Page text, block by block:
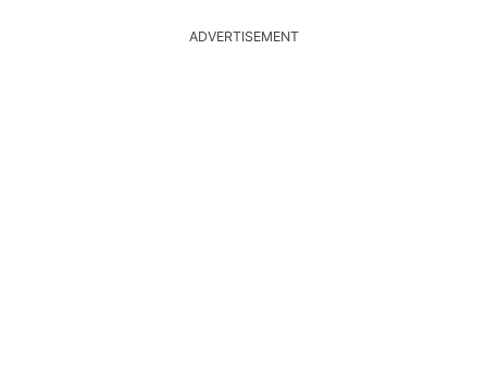
ADVERTISEMENT